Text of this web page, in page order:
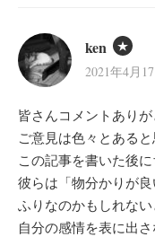
ken
2021年4月
皆さんコメントありが
ご意見は色々とあると
この記事を書いた後
彼らは「物分かりが
ふりなのかもしれない
自分の感情を表に出